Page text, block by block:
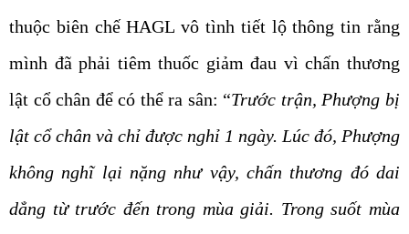
thuộc biên chế HAGL vô tình tiết lộ thông tin rằng
mình đã phải tiêm thuốc giảm đau vì chấn thương
lật cổ chân để có thể ra sân: “Trước trận, Phượng bị
lật cổ chân và chỉ được nghỉ 1 ngày. Lúc đó, Phượng
không nghĩ lại nặng như vậy, chấn thương đó dai
dẳng từ trước đến trong mùa giải. Trong suốt mùa